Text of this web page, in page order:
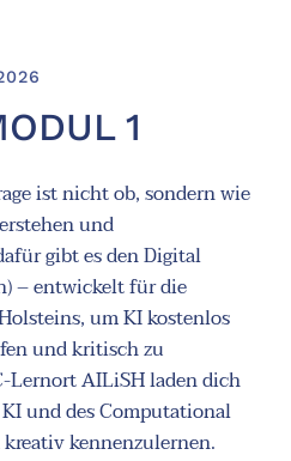
1
ist nicht ob, sondern wie
und
gibt es den Digital
– entwickelt für die
um KI kostenlos
und kritisch zu
Lernort AILiSH laden dich
und des Computational
kennenzulernen.